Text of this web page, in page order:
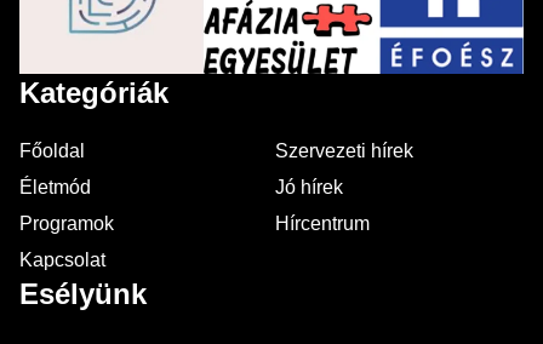
Kategóriák
Főoldal
Szervezeti hírek
Életmód
Jó hírek
Programok
Hírcentrum
Kapcsolat
Esélyünk